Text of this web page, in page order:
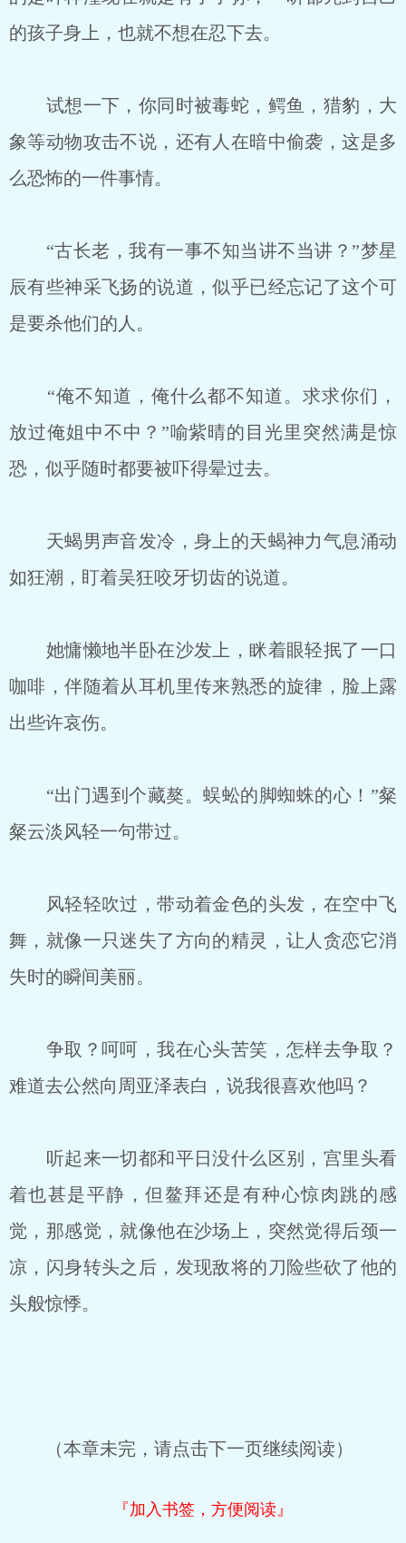
的孩子身上，也就不想在忍下去。
试想一下，你同时被毒蛇，鳄鱼，猎豹，大
象等动物攻击不说，还有人在暗中偷袭，这是多
么恐怖的一件事情。
“古长老，我有一事不知当讲不当讲？”梦星
辰有些神采飞扬的说道，似乎已经忘记了这个可
是要杀他们的人。
“俺不知道，俺什么都不知道。求求你们，
放过俺姐中不中？”喻紫晴的目光里突然满是惊
恐，似乎随时都要被吓得晕过去。
天蝎男声音发冷，身上的天蝎神力气息涌动
如狂潮，盯着吴狂咬牙切齿的说道。
她慵懒地半卧在沙发上，眯着眼轻抿了一口
咖啡，伴随着从耳机里传来熟悉的旋律，脸上露
出些许哀伤。
“出门遇到个藏獒。蜈蚣的脚蜘蛛的心！”粲
粲云淡风轻一句带过。
风轻轻吹过，带动着金色的头发，在空中飞
舞，就像一只迷失了方向的精灵，让人贪恋它消
失时的瞬间美丽。
争取？呵呵，我在心头苦笑，怎样去争取？
难道去公然向周亚泽表白，说我很喜欢他吗？
听起来一切都和平日没什么区别，宫里头看
着也甚是平静，但鳌拜还是有种心惊肉跳的感
觉，那感觉，就像他在沙场上，突然觉得后颈一
凉，闪身转头之后，发现敌将的刀险些砍了他的
头般惊悸。
（本章未完，请点击下一页继续阅读）
『加入书签，方便阅读』